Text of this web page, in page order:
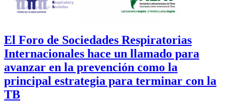
El Foro de Sociedades Respiratorias
Internacionales hace un llamado para
avanzar en la prevención como la
principal estrategia para terminar con la
TB